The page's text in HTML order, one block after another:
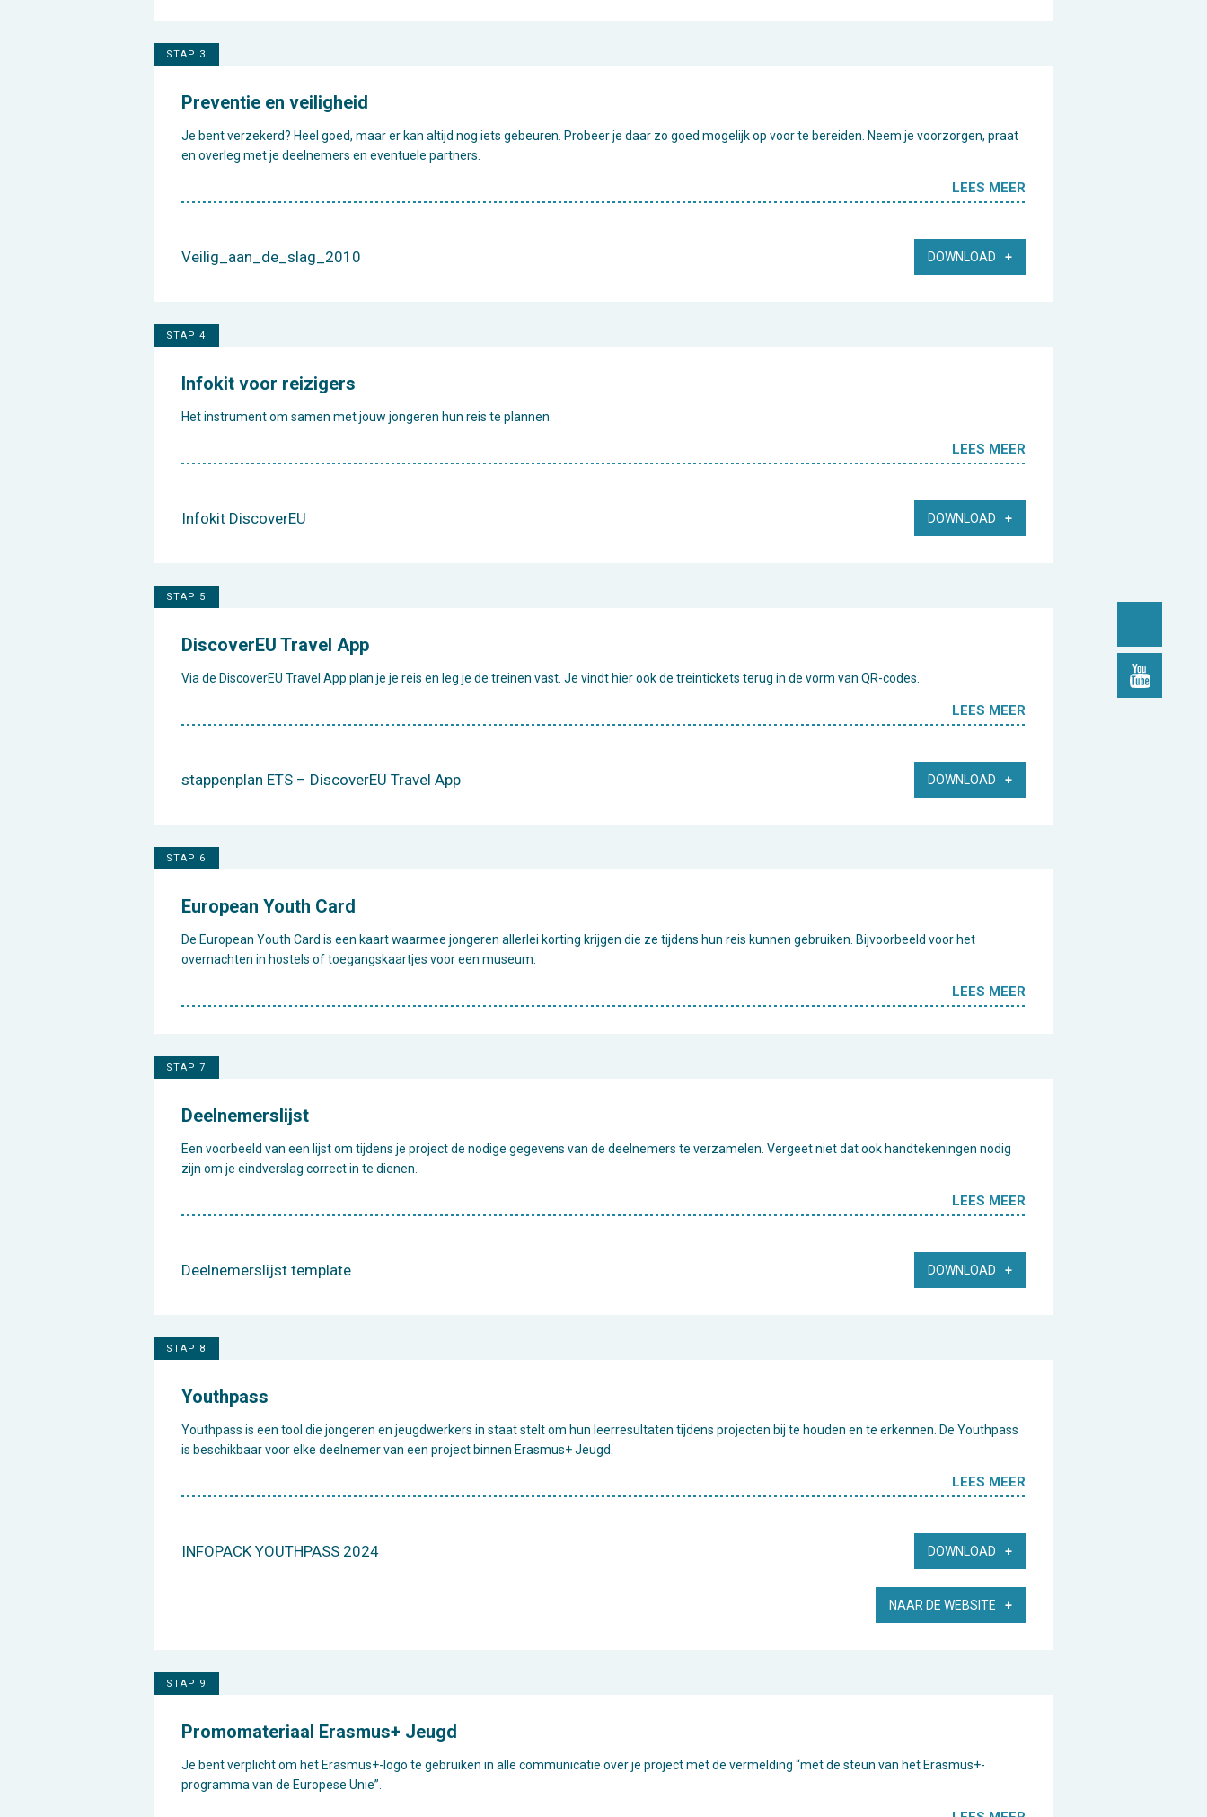
STAP 3
Preventie en veiligheid
Je bent verzekerd? Heel goed, maar er kan altijd nog iets gebeuren. Probeer je daar zo goed mogelijk op voor te bereiden. Neem je voorzorgen, praat
en overleg met je deelnemers en eventuele partners.
LEES MEER
Veilig_aan_de_slag_2010 DOWNLOAD
STAP 4
Infokit voor reizigers
Het instrument om samen met jouw jongeren hun reis te plannen.
LEES MEER
Infokit DiscoverEU DOWNLOAD
STAP 5
DiscoverEU Travel App
Via de DiscoverEU Travel App plan je je reis en leg je de treinen vast. Je vindt hier ook de treintickets terug in de vorm van QR-codes.
LEES MEER
stappenplan ETS – DiscoverEU Travel App DOWNLOAD
STAP 6
European Youth Card
De European Youth Card is een kaart waarmee jongeren allerlei korting krijgen die ze tijdens hun reis kunnen gebruiken. Bijvoorbeeld voor het
overnachten in hostels of toegangskaartjes voor een museum.
LEES MEER
STAP 7
Deelnemerslijst
Een voorbeeld van een lijst om tijdens je project de nodige gegevens van de deelnemers te verzamelen. Vergeet niet dat ook handtekeningen nodig
zijn om je eindverslag correct in te dienen.
LEES MEER
Deelnemerslijst template DOWNLOAD
STAP 8
Youthpass
Youthpass is een tool die jongeren en jeugdwerkers in staat stelt om hun leerresultaten tijdens projecten bij te houden en te erkennen. De Youthpass
is beschikbaar voor elke deelnemer van een project binnen Erasmus+ Jeugd.
LEES MEER
INFOPACK YOUTHPASS 2024 DOWNLOAD
NAAR DE WEBSITE
STAP 9
Promomateriaal Erasmus+ Jeugd
Je bent verplicht om het Erasmus+-logo te gebruiken in alle communicatie over je project met de vermelding “met de steun van het Erasmus+-
programma van de Europese Unie”.